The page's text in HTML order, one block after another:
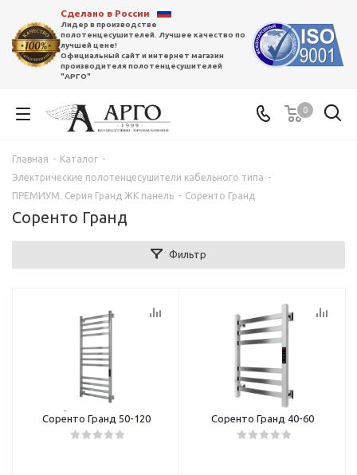
Сделано в России
Лидер в производстве
полотенцесушителей. Лучшее качество по
лучшей цене!
Официальный сайт и интернет магазин
производителя полотенцесушителей
"АРГО"
0
Главная - Каталог -
Электрические полотенцесушители кабельного типа -
ПРЕМИУМ. Серия Гранд ЖК панель - Соренто Гранд
Соренто Гранд
Фильтр
Соренто Гранд 50-120 Соренто Гранд 40-60